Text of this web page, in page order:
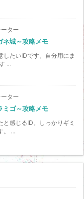
ター
ネ城～攻略メモ
たいIDです。自分用にま
...
ター
ミゴ～攻略メモ
感じるID。しっかりギミ
。 ...